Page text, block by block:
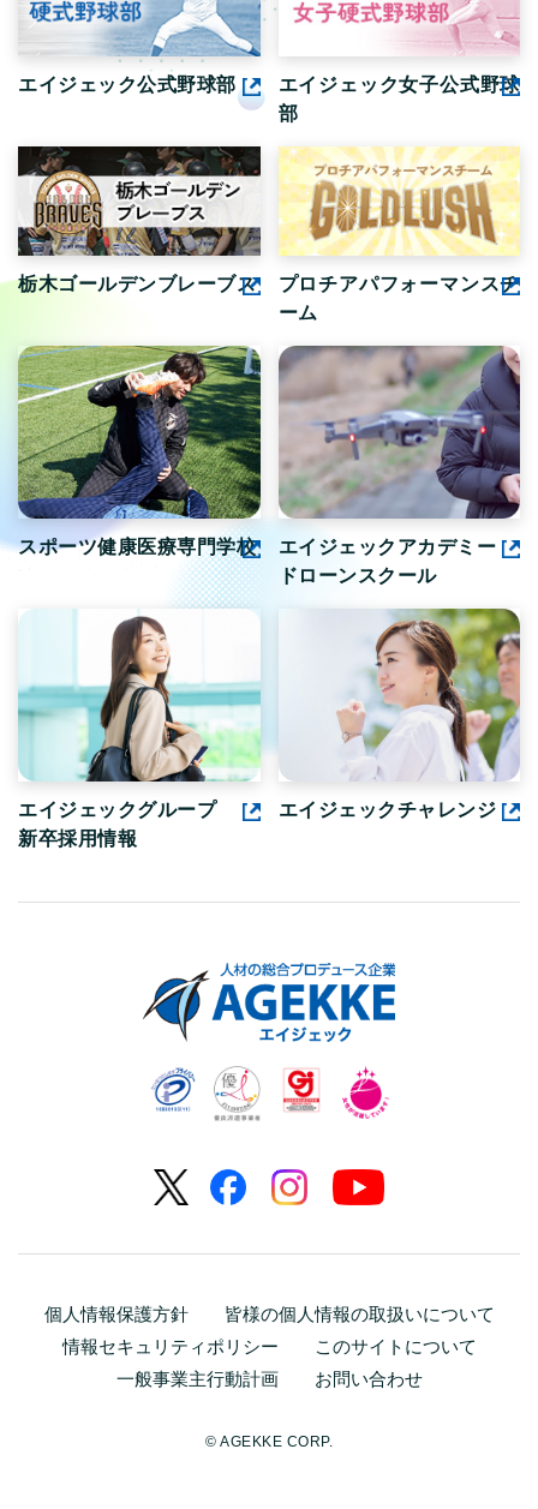
エイジェック公式野球部
エイジェック女子公式野球
部
栃木ゴールデンブレーブス
プロチアパフォーマンスチ
ーム
スポーツ健康医療専門学校
エイジェックアカデミー
ドローンスクール
エイジェックグループ
新卒採用情報
エイジェックチャレンジ
個人情報保護方針
皆様の個人情報の取扱いについて
情報セキュリティポリシー
このサイトについて
一般事業主行動計画
お問い合わせ
© AGEKKE CORP.